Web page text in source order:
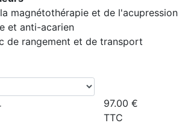
magnétothérapie et de l'acupression
et anti-acarien
de rangement et de transport
97.00 €
TTC